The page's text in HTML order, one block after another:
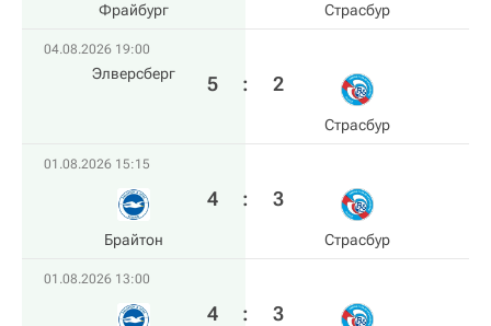
Фрайбург Страсбур
04.08.2026 19:00
Элверсберг 5 : 2
Страсбур
01.08.2026 15:15
Брайтон
4 : 3
Страсбур
01.08.2026 13:00
4 : 3